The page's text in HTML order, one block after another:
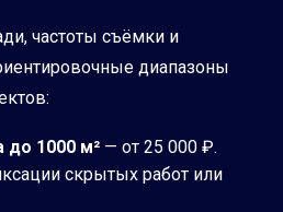
частоты съёмки и
диапазоны
до 1000 м² — от 25 000 ₽.
скрытых работ или